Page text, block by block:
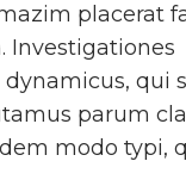
placerat
Investigationes
qui
parum
modo typi,